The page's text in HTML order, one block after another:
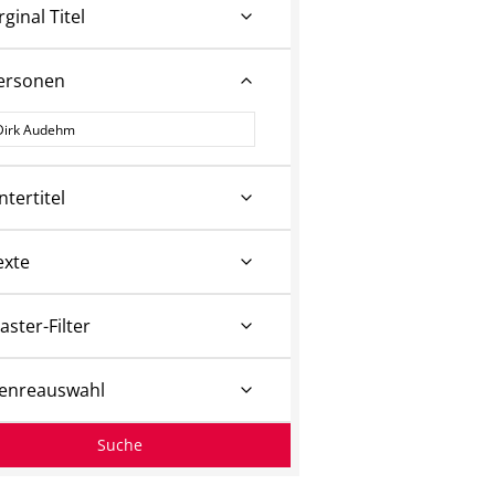
Titel
Filter
Suche